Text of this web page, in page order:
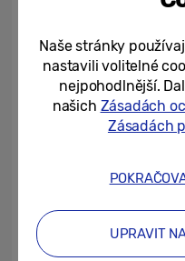
Čtení se
Výborný potenciál
nápad 19letého
čtení klasických
a dokreslí ho
efekty. Stránky
Naše stránky
nastavili volitelné
nejpohodlnější.
našich Zásadách
Zásadách
UPRAVIT